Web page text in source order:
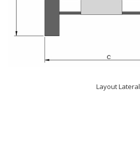
Layout Lateral